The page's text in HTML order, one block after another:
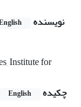
نویسنده
Institute for
چکیده
English